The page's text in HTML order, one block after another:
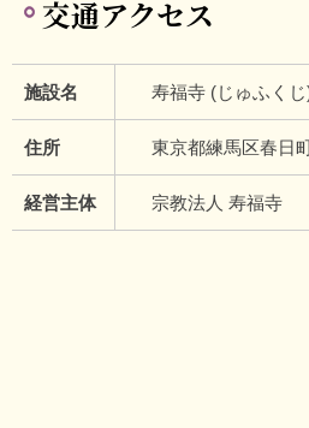
交通アクセス
施設名 寿福寺 (じゅふくじ
住所 東京都練馬区春日
経営主体 宗教法人 寿福寺